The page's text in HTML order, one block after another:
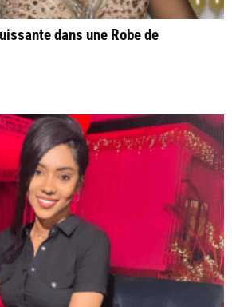
dans une Robe de